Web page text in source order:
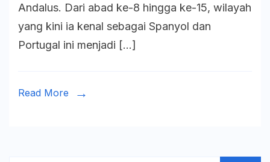
Islam
Andalus. Dari abad ke-8 hingga ke-15, wilayah
yang kini ia kenal sebagai Spanyol dan
Portugal ini menjadi […]
Read More